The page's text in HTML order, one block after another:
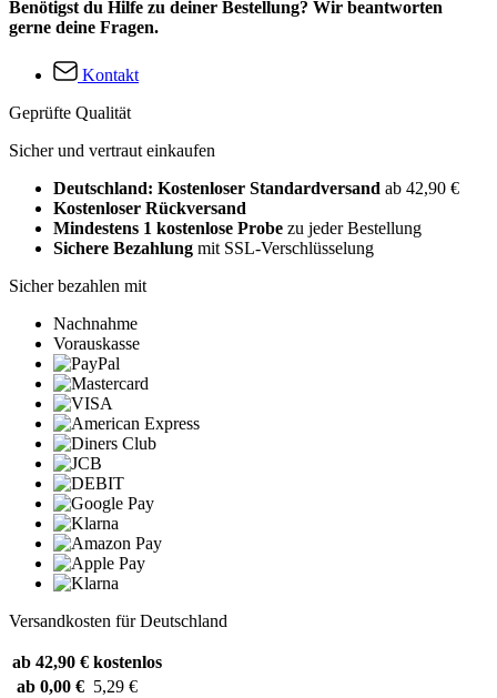
Benötigst du Hilfe zu deiner Bestellung? Wir beantworten
gerne deine Fragen.
Kontakt
Geprüfte Qualität
Sicher und vertraut einkaufen
Deutschland: Kostenloser Standardversand ab 42,90 €
Kostenloser Rückversand
Mindestens 1 kostenlose Probe zu jeder Bestellung
Sichere Bezahlung mit SSL-Verschlüsselung
Sicher bezahlen mit
Nachnahme
Vorauskasse
Versandkosten für Deutschland
ab 42,90 € kostenlos
ab 0,00 € 5,29 €